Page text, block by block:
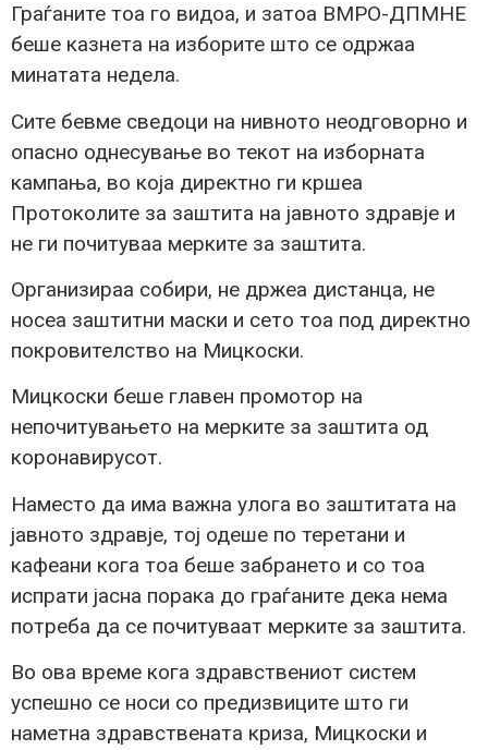
Граѓаните тоа го видоа, и затоа ВМРО-ДПМНЕ
беше казнета на изборите што се одржаа
минатата недела.
Сите бевме сведоци на нивното неодговорно и
опасно однесување во текот на изборната
кампања, во која директно ги кршеа
Протоколите за заштита на јавното здравје и
не ги почитуваа мерките за заштита.
Организираа собири, не држеа дистанца, не
носеа заштитни маски и сето тоа под директно
покровителство на Мицкоски.
Мицкоски беше главен промотор на
непочитувањето на мерките за заштита од
коронавирусот.
Наместо да има важна улога во заштитата на
јавното здравје, тој одеше по теретани и
кафеани кога тоа беше забрането и со тоа
испрати јасна порака до граѓаните дека нема
потреба да се почитуваат мерките за заштита.
Во ова време кога здравствениот систем
успешно се носи со предизвиците што ги
наметна здравствената криза, Мицкоски и